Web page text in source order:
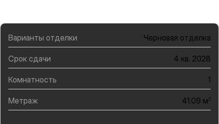
Варианты отделки Черновая отделка
Срок сдачи 4 кв. 2028
Комнатность 1
Метраж 41.09 м2